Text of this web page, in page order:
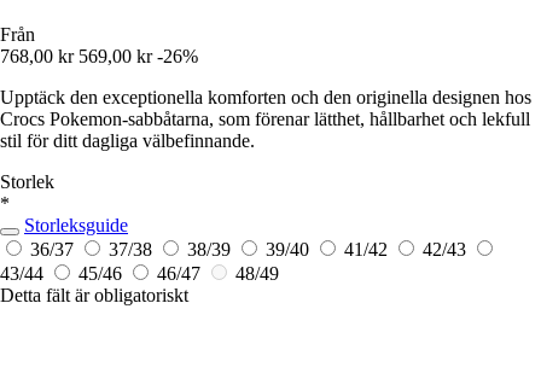
Från
768,00 kr 569,00 kr -26%
Upptäck den exceptionella komforten och den originella designen hos
Crocs Pokemon-sabbåtarna, som förenar lätthet, hållbarhet och lekfull
stil för ditt dagliga välbefinnande.
Storlek
*
Storleksguide
36/37
37/38 38/39 39/40 41/42
42/43
43/44
45/46 46/47
48/49
Detta fält är obligatoriskt